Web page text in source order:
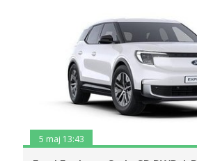
5 maj 13:43